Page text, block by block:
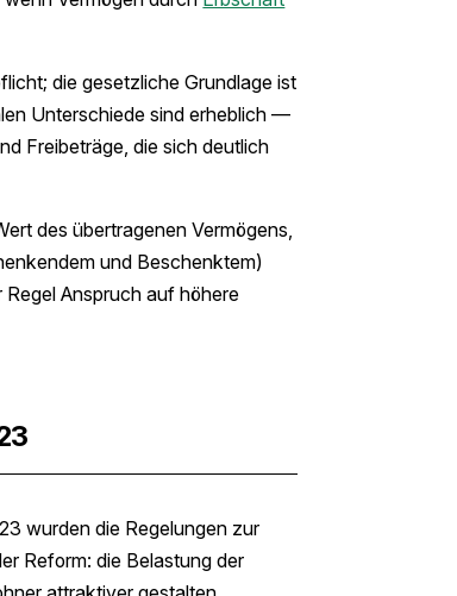
die gesetzliche Grundlage ist
Unterschiede sind erheblich —
Freibeträge, die sich deutlich
des übertragenen Vermögens,
und Beschenktem)
Anspruch auf höhere
wurden die Regelungen zur
Reform: die Belastung der